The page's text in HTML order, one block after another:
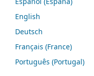
English
Deutsch
Français (France)
Português (Portugal)